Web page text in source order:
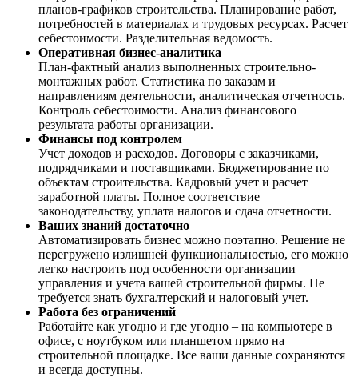
планов-графиков строительства. Планирование работ,
потребностей в материалах и трудовых ресурсах. Расчет
себестоимости. Разделительная ведомость.
Оперативная бизнес-аналитика
План-фактный анализ выполненных строительно-
монтажных работ. Статистика по заказам и
направлениям деятельности, аналитическая отчетность.
Контроль себестоимости. Анализ финансового
результата работы организации.
Финансы под контролем
Учет доходов и расходов. Договоры с заказчиками,
подрядчиками и поставщиками. Бюджетирование по
объектам строительства. Кадровый учет и расчет
заработной платы. Полное соответствие
законодательству, уплата налогов и сдача отчетности.
Ваших знаний достаточно
Автоматизировать бизнес можно поэтапно. Решение не
перегружено излишней функциональностью, его можно
легко настроить под особенности организации
управления и учета вашей строительной фирмы. Не
требуется знать бухгалтерский и налоговый учет.
Работа без ограничений
Работайте как угодно и где угодно – на компьютере в
офисе, с ноутбуком или планшетом прямо на
строительной площадке. Все ваши данные сохраняются
и всегда доступны.